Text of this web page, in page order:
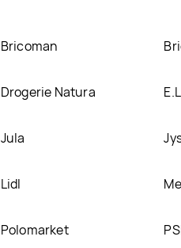
Bricoman
Drogerie Natura
Jula
Lidl
Polomarket